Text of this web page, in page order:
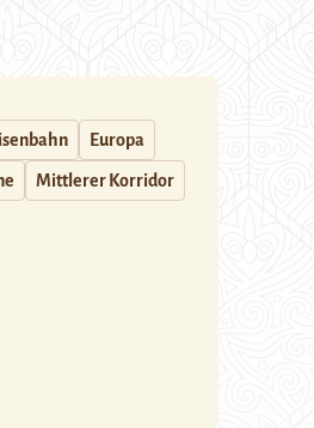
Europa
Mittlerer Korridor